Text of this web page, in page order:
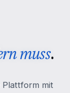
muss.
Plattform mit